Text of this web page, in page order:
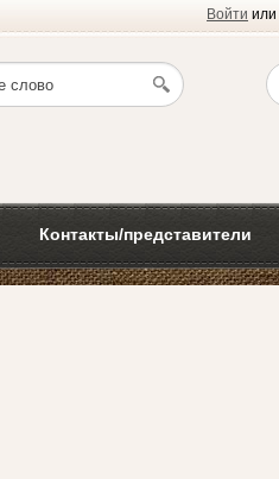
Войти или
Контакты/представители